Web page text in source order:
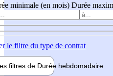
minimale (en mois) Durée
le filtre du type de contrat
filtres de Durée hebdomadaire